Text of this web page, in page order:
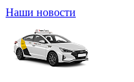
Наши новости